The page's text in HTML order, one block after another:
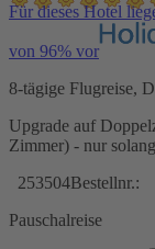
Für dieses Hotel
von 96% vor
8-tägige Flugreise,
Upgrade auf
Zimmer) - nur
253504Bestellnr.:
Pauschalreise